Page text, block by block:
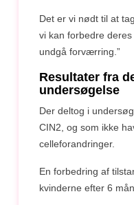
Det er vi nødt til at
vi kan forbedre
undgå forværring.”
Resultater fra
undersøgelse
Der deltog i
CIN2, og som ikke
celleforandringer.
En forbedring af
kvinderne efter 6